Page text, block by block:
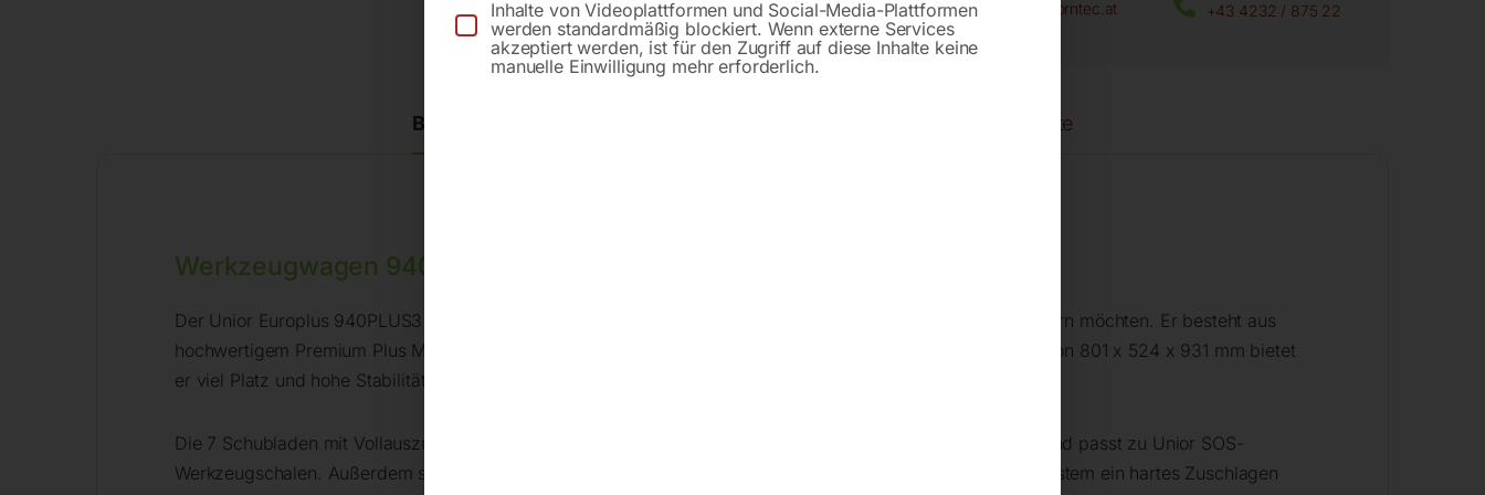
Anfrageformular office@horntec.at +43 4232 / 875 22
Beschreibung Datenliste
Werkzeugwagen 940PLUS3
Der Unior Europlus 940PLUS3 Werkzeugwagen ist ideal für Profis, die Werkzeuge sicher und ordentlich lagern möchten. Er besteht aus
hochwertigem Premium Plus Metallblech und ist für den harten Werkstattalltag gemacht. Mit seinen Maßen von 801 x 524 x 931 mm bietet
er viel Platz und hohe Stabilität.
Die 7 Schubladen mit Vollauszug bieten zusammen 137 Liter Stauraum. Jede Schublade trägt bis zu 45 kg und passt zu Unior SOS-
Werkzeugschalen. Außerdem sorgen ergonomische Griffe für leichtes Öffnen, während das sanfte Schließsystem ein hartes Zuschlagen
Inhalte von Videoplattformen und Social-Media-Plattformen
werden standardmäßig blockiert. Wenn externe Services
akzeptiert werden, ist für den Zugriff auf diese Inhalte keine
manuelle Einwilligung mehr erforderlich.